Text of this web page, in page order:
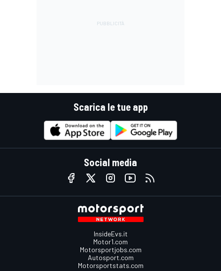
Scarica le tue app
Social media
InsideEvs.it
Motor1.com
Motorsportjobs.com
Autosport.com
Motorsportstats.com